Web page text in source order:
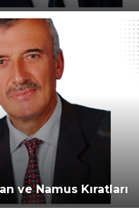
ve Namus Kıratları